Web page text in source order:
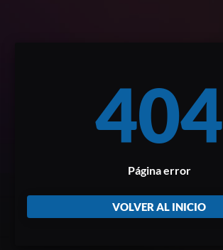
404
Página error
VOLVER AL INICIO